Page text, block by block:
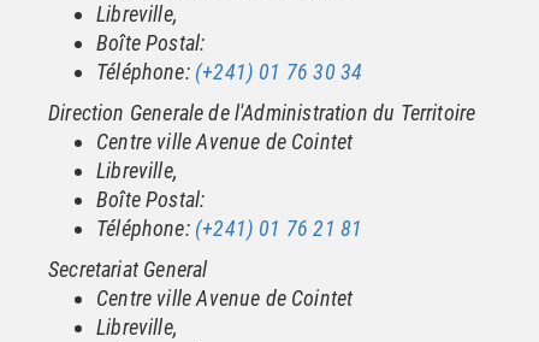
Libreville,
Boîte Postal:
Téléphone: (+241) 01 76 30 34
Direction Generale de l'Administration du Territoire
Centre ville Avenue de Cointet
Libreville,
Boîte Postal:
Téléphone: (+241) 01 76 21 81
Secretariat General
Centre ville Avenue de Cointet
Libreville,